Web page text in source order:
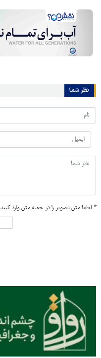
نظر شما
* لطفا متن تصویر را در جعبه متن وارد کنید